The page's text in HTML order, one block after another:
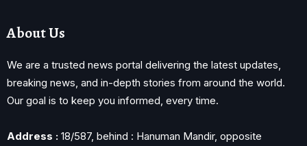
About Us
We are a trusted news portal delivering the latest updates,
breaking news, and in-depth stories from around the world.
Our goal is to keep you informed, every time.
Address : 18/587, behind : Hanuman Mandir, opposite